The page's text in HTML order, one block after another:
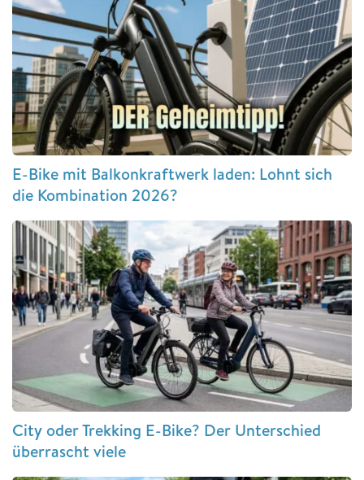
E-Bike mit Balkonkraftwerk laden: Lohnt sich
die Kombination 2026?
City oder Trekking E-Bike? Der Unterschied
überrascht viele